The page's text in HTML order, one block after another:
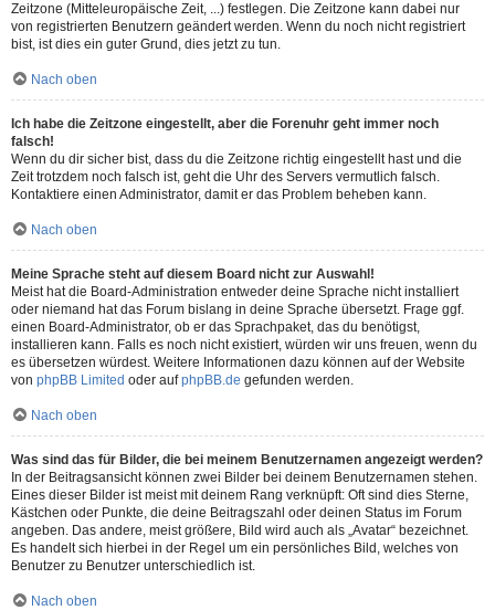
Zeitzone (Mitteleuropäische Zeit, ...) festlegen. Die Zeitzone kann dabei nur
von registrierten Benutzern geändert werden. Wenn du noch nicht registriert
bist, ist dies ein guter Grund, dies jetzt zu tun.
Nach oben
Ich habe die Zeitzone eingestellt, aber die Forenuhr geht immer noch
falsch!
Wenn du dir sicher bist, dass du die Zeitzone richtig eingestellt hast und die
Zeit trotzdem noch falsch ist, geht die Uhr des Servers vermutlich falsch.
Kontaktiere einen Administrator, damit er das Problem beheben kann.
Nach oben
Meine Sprache steht auf diesem Board nicht zur Auswahl!
Meist hat die Board-Administration entweder deine Sprache nicht installiert
oder niemand hat das Forum bislang in deine Sprache übersetzt. Frage ggf.
einen Board-Administrator, ob er das Sprachpaket, das du benötigst,
installieren kann. Falls es noch nicht existiert, würden wir uns freuen, wenn du
es übersetzen würdest. Weitere Informationen dazu können auf der Website
von phpBB Limited oder aufphpBB.de gefunden werden.
Nach oben
Was sind das für Bilder, die bei meinem Benutzernamen angezeigt werden?
In der Beitragsansicht können zwei Bilder bei deinem Benutzernamen stehen.
Eines dieser Bilder ist meist mit deinem Rang verknüpft: Oft sind dies Sterne,
Kästchen oder Punkte, die deine Beitragszahl oder deinen Status im Forum
angeben. Das andere, meist größere, Bild wird auch als „Avatar“ bezeichnet.
Es handelt sich hierbei in der Regel um ein persönliches Bild, welches von
Benutzer zu Benutzer unterschiedlich ist.
Nach oben